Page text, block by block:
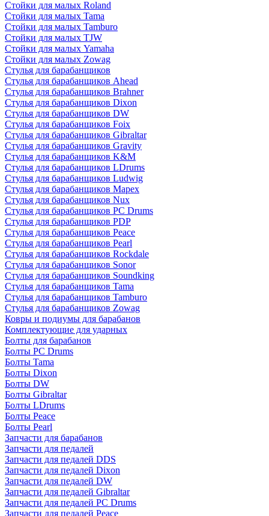
Стойки для малых Roland
Стойки для малых Tama
Стойки для малых Tamburo
Стойки для малых TJW
Стойки для малых Yamaha
Стойки для малых Zowag
Стулья для барабанщиков
Стулья для барабанщиков Ahead
Стулья для барабанщиков Brahner
Стулья для барабанщиков Dixon
Стулья для барабанщиков DW
Стулья для барабанщиков Foix
Стулья для барабанщиков Gibraltar
Стулья для барабанщиков Gravity
Стулья для барабанщиков K&M
Стулья для барабанщиков LDrums
Стулья для барабанщиков Ludwig
Стулья для барабанщиков Mapex
Стулья для барабанщиков Nux
Стулья для барабанщиков PC Drums
Стулья для барабанщиков PDP
Стулья для барабанщиков Peace
Стулья для барабанщиков Pearl
Стулья для барабанщиков Rockdale
Стулья для барабанщиков Sonor
Стулья для барабанщиков Soundking
Стулья для барабанщиков Tama
Стулья для барабанщиков Tamburo
Стулья для барабанщиков Zowag
Ковры и подиумы для барабанов
Комплектующие для ударных
Болты для барабанов
Болты PC Drums
Болты Tama
Болты Dixon
Болты DW
Болты Gibraltar
Болты LDrums
Болты Peace
Болты Pearl
Запчасти для барабанов
Запчасти для педалей
Запчасти для педалей DDS
Запчасти для педалей Dixon
Запчасти для педалей DW
Запчасти для педалей Gibraltar
Запчасти для педалей PC Drums
Запчасти для педалей Peace